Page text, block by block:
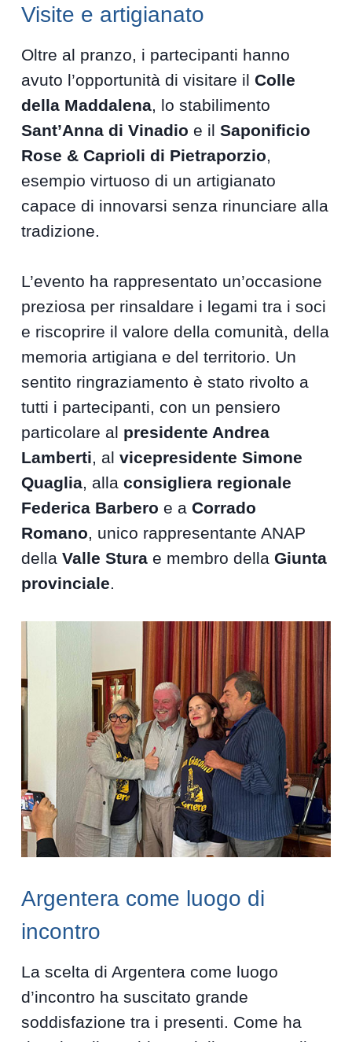
Visite e artigianato
Oltre al pranzo, i partecipanti hanno
avuto l’opportunità di visitare ilColle
della Maddalena, lo stabilimento
Sant’Anna di Vinadio e ilSaponificio
Rose & Caprioli di Pietraporzio,
esempio virtuoso di un artigianato
capace di innovarsi senza rinunciare alla
tradizione.
L’evento ha rappresentato un’occasione
preziosa per rinsaldare i legami tra i soci
e riscoprire il valore della comunità, della
memoria artigiana e del territorio. Un
sentito ringraziamento è stato rivolto a
tutti i partecipanti, con un pensiero
particolare al presidente Andrea
Lamberti, alvicepresidente Simone
Quaglia, allaconsigliera regionale
Federica Barbero e aCorrado
Romano, unico rappresentante ANAP
dellaValle Stura e membro dellaGiunta
provinciale.
Argentera come luogo di
incontro
La scelta di Argentera come luogo
d’incontro ha suscitato grande
soddisfazione tra i presenti. Come ha